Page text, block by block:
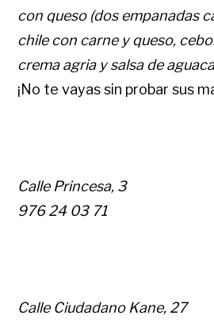
con queso (dos empanadas
chile con carne y queso,
crema agria y salsa de
¡No te vayas sin probar sus
Calle Princesa, 3
976 24 03 71
Calle Ciudadano Kane, 27